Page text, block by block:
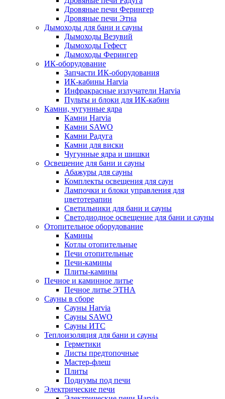
Дровяные печи Ферингер
Дровяные печи Этна
Дымоходы для бани и сауны
Дымоходы Везувий
Дымоходы Гефест
Дымоходы Ферингер
ИК-оборудование
Запчасти ИК-оборудования
ИК-кабины Harvia
Инфракрасные излучатели Harvia
Пульты и блоки для ИК-кабин
Камни, чугунные ядра
Камни Harvia
Камни SAWO
Камни Радуга
Камни для виски
Чугунные ядра и шишки
Освещение для бани и сауны
Абажуры для сауны
Комплекты освещения для саун
Лампочки и блоки управления для
цветотерапии
Светильники для бани и сауны
Светодиодное освещение для бани и сауны
Отопительное оборудование
Камины
Котлы отопительные
Печи отопительные
Печи-камины
Плиты-камины
Печное и каминное литье
Печное литье ЭТНА
Сауны в сборе
Cауны Harvia
Сауны SAWO
Сауны ИТС
Теплоизоляция для бани и сауны
Герметики
Листы предтопочные
Мастер-флеш
Плиты
Подиумы под печи
Электрические печи